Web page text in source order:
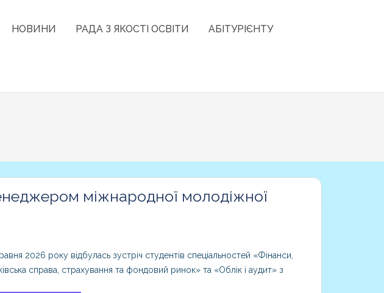
НОВИНИ РАДА З ЯКОСТІ ОСВІТИ АБІТУРІЄНТУ
міжнародної молодіжної
2026 року відбулась зустріч студентів спеціальностей «Фінанси,
справа, страхування та фондовий ринок» та «Облік і аудит» з